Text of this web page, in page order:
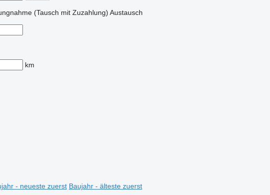
(Tausch mit Zuzahlung) Austausch
km
- neueste zuerst Baujahr - älteste zuerst